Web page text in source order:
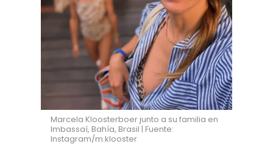
Marcela Kloosterboer junto a su familia en
Imbassaí, Bahía, Brasil | Fuente:
Instagram/m.klooster